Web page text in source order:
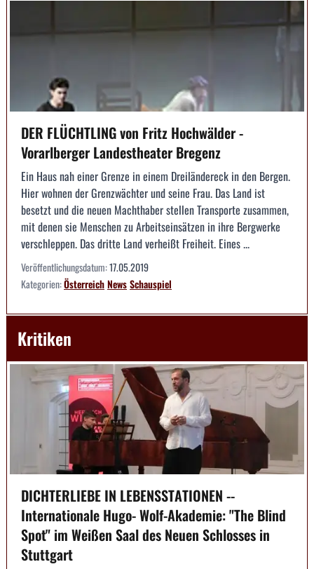
DER FLÜCHTLING von Fritz Hochwälder -
Vorarlberger Landestheater Bregenz
Ein Haus nah einer Grenze in einem Dreiländereck in den Bergen.
Hier wohnen der Grenzwächter und seine Frau. Das Land ist
besetzt und die neuen Machthaber stellen Transporte zusammen,
mit denen sie Menschen zu Arbeitseinsätzen in ihre Bergwerke
verschleppen. Das dritte Land verheißt Freiheit. Eines ...
Veröffentlichungsdatum:17.05.2019
Kategorien:ÖsterreichNewsSchauspiel
Kritiken
DICHTERLIEBE IN LEBENSSTATIONEN --
Internationale Hugo- Wolf-Akademie: "The Blind
Spot" im Weißen Saal des Neuen Schlosses in
Stuttgart